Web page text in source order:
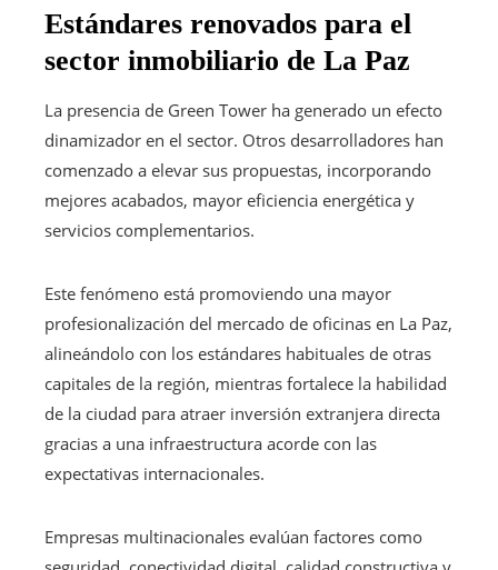
Estándares renovados para el
sector inmobiliario de La Paz
La presencia de Green Tower ha generado un efecto
dinamizador en el sector. Otros desarrolladores han
comenzado a elevar sus propuestas, incorporando
mejores acabados, mayor eficiencia energética y
servicios complementarios.
Este fenómeno está promoviendo una mayor
profesionalización del mercado de oficinas en La Paz,
alineándolo con los estándares habituales de otras
capitales de la región, mientras fortalece la habilidad
de la ciudad para atraer inversión extranjera directa
gracias a una infraestructura acorde con las
expectativas internacionales.
Empresas multinacionales evalúan factores como